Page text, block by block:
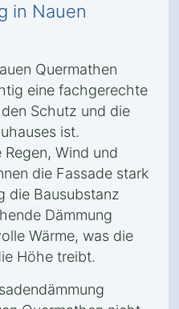
in Nauen
Quermathen
eine fachgerechte
Schutz und die
ist.
Wind und
die Fassade stark
die Bausubstanz
Dämmung
Wärme, was die
Höhe treibt.